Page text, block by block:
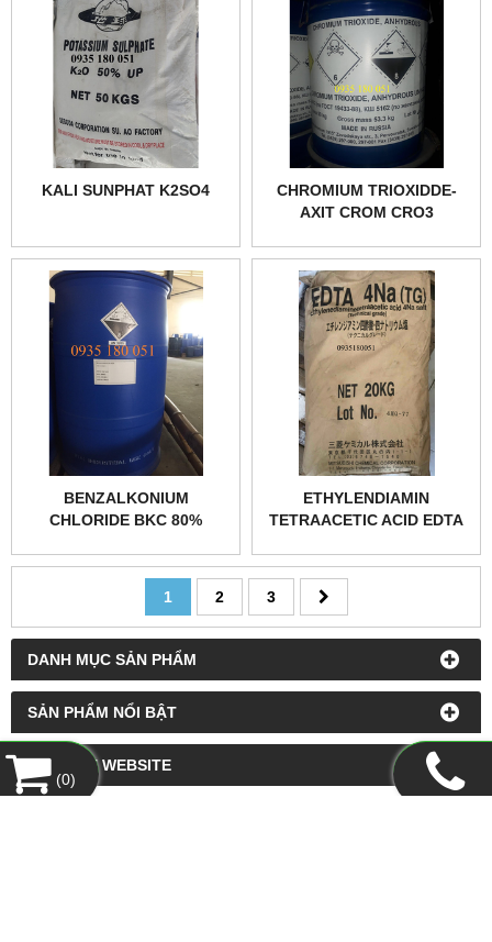
DANH MỤC SẢN PHẨM
SẢN PHẨM NỔI BẬT
LIÊN KẾT WEBSITE
KALI SUNPHAT K2SO4
CHROMIUM TRIOXIDDE-
AXIT CROM CRO3
BENZALKONIUM
CHLORIDE BKC 80%
ETHYLENDIAMIN
TETRAACETIC ACID EDTA
1 2 3
(0)